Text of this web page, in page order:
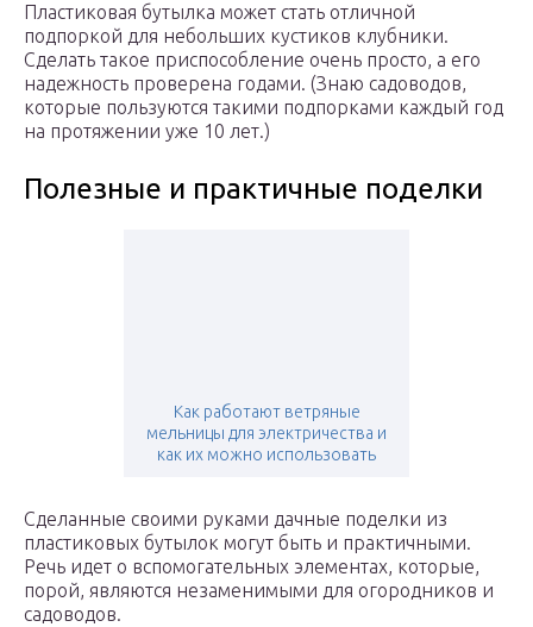
Пластиковая бутылка может стать отличной
подпоркой для небольших кустиков клубники.
Сделать такое приспособление очень просто, а его
надежность проверена годами. (Знаю садоводов,
которые пользуются такими подпорками каждый год
на протяжении уже 10 лет.)
Полезные и практичные поделки
Как работают ветряные
мельницы для электричества и
как их можно использовать
Сделанные своими руками дачные поделки из
пластиковых бутылок могут быть и практичными.
Речь идет о вспомогательных элементах, которые,
порой, являются незаменимыми для огородников и
садоводов.